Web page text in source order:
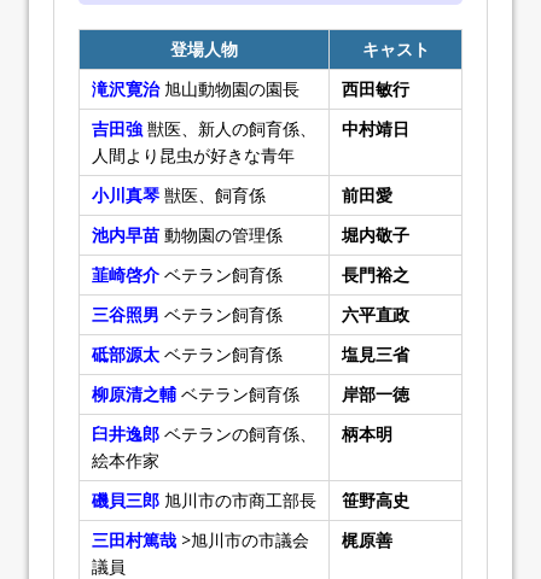
登場人物
キャスト
滝沢寛治旭山動物園の園長
西田敏行
吉田強 獣医、新人の飼育係、
人間より昆虫が好きな青年
中村靖日
小川真琴 獣医、飼育係
前田愛
池内早苗 動物園の管理係
堀内敬子
韮崎啓介 ベテラン飼育係
長門裕之
三谷照男 ベテラン飼育係
六平直政
砥部源太 ベテラン飼育係
塩見三省
柳原清之輔 ベテラン飼育係
岸部一徳
臼井逸郎 ベテランの飼育係、
絵本作家
柄本明
磯貝三郎 旭川市の市商工部長
笹野高史
三田村篤哉 >旭川市の市議会
議員
梶原善